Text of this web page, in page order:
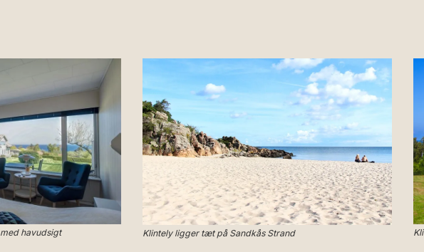
havudsigt Klintely ligger tæt på Sandkås Strand